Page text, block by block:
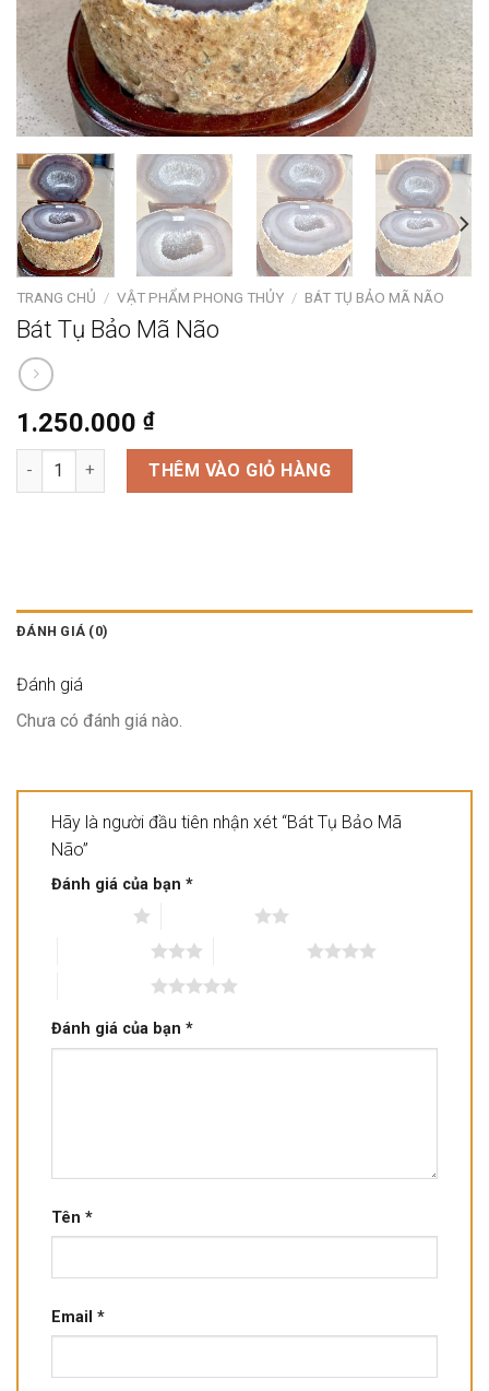
TRANG CHỦ / VẬT PHẨM PHONG THỦY / BÁT TỤ BẢO MÃ NÃO
Bát Tụ Bảo Mã Não
1.250.000 ₫
Bát Tụ Bảo Mã Não số lượngTHÊM VÀO GIỎ HÀNG
ĐÁNH GIÁ (0)
Đánh giá
Chưa có đánh giá nào.
Hãy là người đầu tiên nhận xét “Bát Tụ Bảo Mã
Não”
Đánh giá của bạn *
Đánh giá của bạn *
Tên *
Email *